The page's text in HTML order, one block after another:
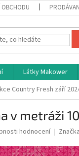
Látky Makower
Country Fresh září
v metráži
hodnocení